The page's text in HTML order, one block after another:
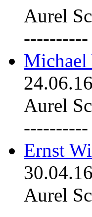
Aurel
----------
Michael
24.06.16
Aurel
----------
Ernst
30.04.16
Aurel